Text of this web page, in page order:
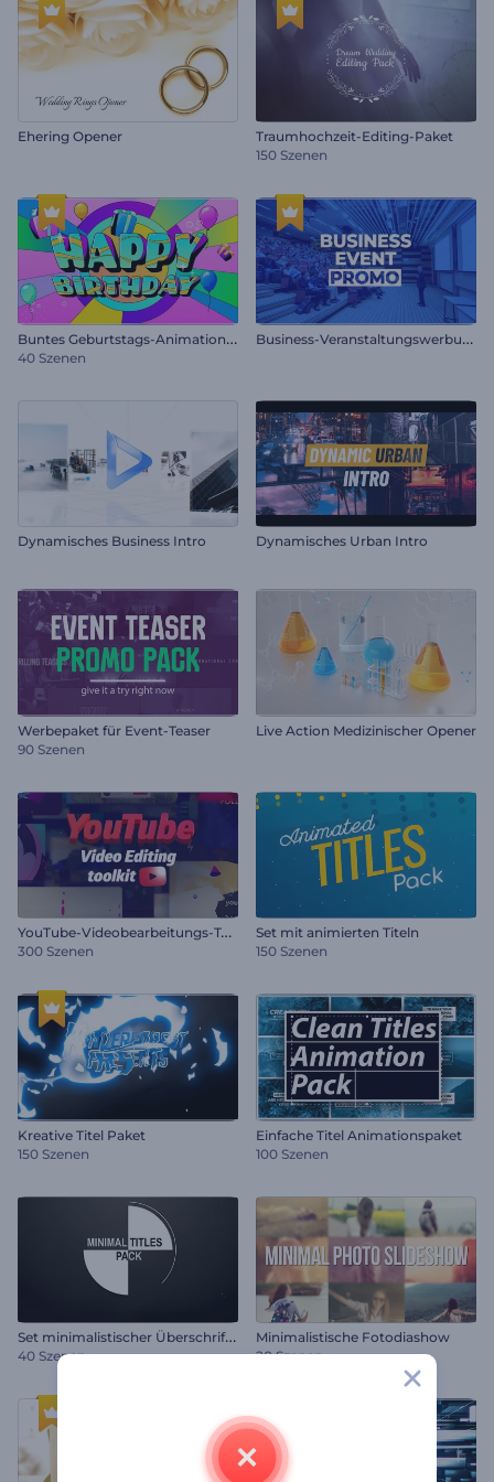
Ehering Opener
Traumhochzeit-Editing-Paket
150 Szenen
B
untes Geburtstags-Animationspaket
40 Szenen
B
usiness-Veranstaltungswerbung
Dynamisches Business Intro Dynamisches Urban Intro
Werbepaket für Event-Teaser
90 Szenen
Live Action Medizinischer Opener
Y
ouTube-Videobearbeitungs-Toolkit
300 Szenen
Set mit animierten Titeln
150 Szenen
Kreative Titel Paket
150 Szenen
Einfache Titel Animationspaket
100 Szenen
S
et minimalistischer Überschriften
40 Szenen
Minimalistische Fotodiashow
20 Szenen